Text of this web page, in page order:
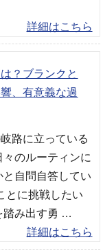
詳細はこちら
？ブランクと
、有意義な過
路に立っている
のルーティンに
自問自答してい
とに挑戦したい
踏み出す勇 …
詳細はこちら